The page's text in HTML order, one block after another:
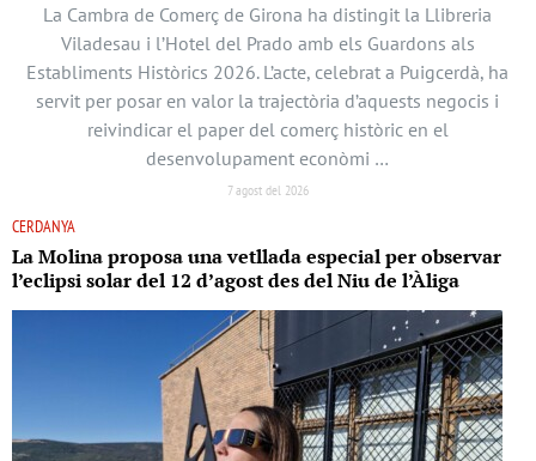
La Cambra de Comerç de Girona ha distingit la Llibreria
Viladesau i l’Hotel del Prado amb els Guardons als
Establiments Històrics 2026. L’acte, celebrat a Puigcerdà, ha
servit per posar en valor la trajectòria d’aquests negocis i
reivindicar el paper del comerç històric en el
desenvolupament econòmi …
7 agost del 2026
CERDANYA
La Molina proposa una vetllada especial per observar
l’eclipsi solar del 12 d’agost des del Niu de l’Àliga